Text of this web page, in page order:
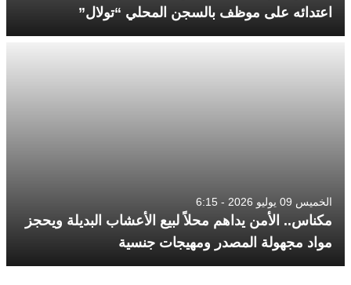
اعتدائه على موظف بالسجن المحلي “تولال”
الخميس 09 يوليو 2026 - 6:15
مكناس.. الأمن يداهم محلاً لبيع الأعشاب البديلة ويحجز
مواد مجهولة المصدر ومهيجات جنسية